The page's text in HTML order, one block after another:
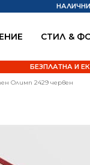
СТИЛ &
БЕЗПЛАТНА И
Олимп 2429 червен